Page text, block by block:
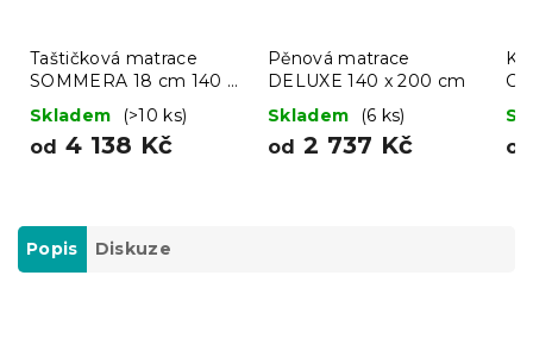
Taštičková matrace
SOMMERA 18 cm 140 x
200 cm
Skladem (>10 ks)
od 4 138 Kč
Pěnová matrace
DELUXE 140 x 200 cm
Skladem
(6 ks)
od 2 737 Kč od
Popis Diskuze